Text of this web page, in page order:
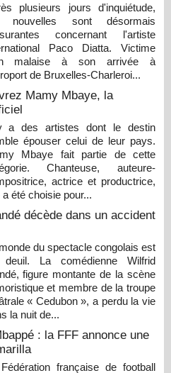
plusieurs jours d'inquiétude,
nouvelles sont désormais
concernant l'artiste
Paco Diatta. Victime
malaise à son arrivée à
de Bruxelles-Charleroi...
Mamy Mbaye, la
a des artistes dont le destin
épouser celui de leur pays.
Mbaye fait partie de cette
Chanteuse, auteure-
actrice et productrice,
a été choisie pour...
décède dans un accident
du spectacle congolais est
La comédienne Wilfrid
figure montante de la scène
et membre de la troupe
« Cedubon », a perdu la vie
la nuit de...
: la FFF annonce une
française de football